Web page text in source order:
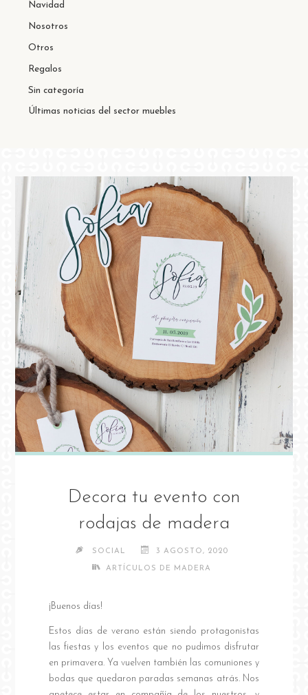
Navidad
Nosotros
Otros
Regalos
Sin categoría
Últimas noticias del sector muebles
Decora tu evento con
rodajas de madera
SOCIAL 3 AGOSTO, 2020
ARTÍCULOS DE MADERA
¡Buenos días!
Estos días de verano están siendo protagonistas
las fiestas y los eventos que no pudimos disfrutar
en primavera. Ya vuelven también las comuniones y
bodas que quedaron paradas semanas atrás. Nos